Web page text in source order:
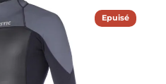
Epuisé